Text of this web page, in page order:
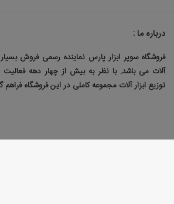
درباره ما :
فروشگاه سوپر ابزار پارس نماینده رسمی فروش
آلات می باشد. با نظر به بیش از چهار دهه
توزیع ابزار آلات مجموعه کاملی در این فروشگاه